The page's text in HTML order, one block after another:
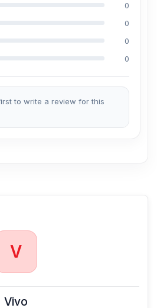
0
0
0
0
to write a review for this
V
Vivo